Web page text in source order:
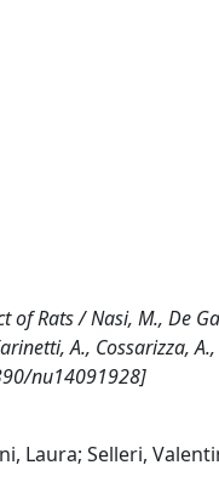
Rats / Nasi, M., De
A., Cossarizza,
nu14091928]
Laura; Selleri,